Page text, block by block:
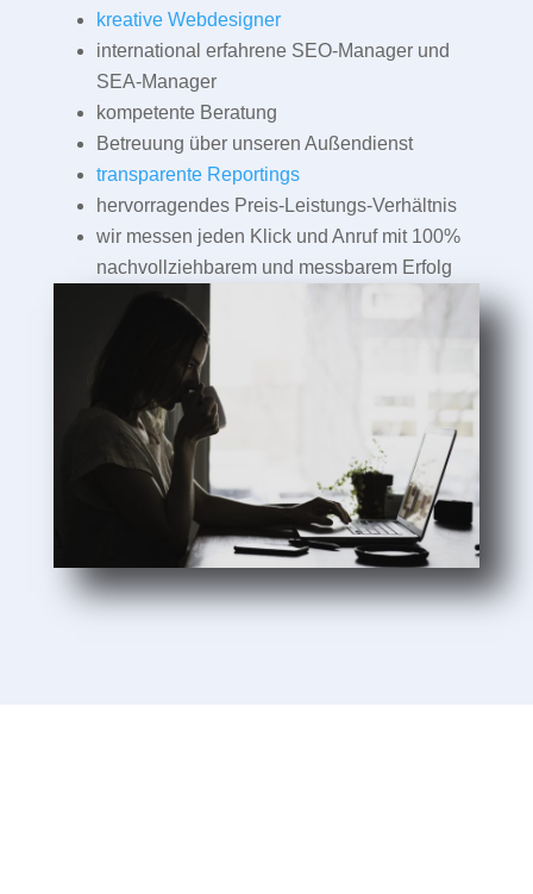
kreative Webdesigner
international erfahrene SEO-Manager und
SEA-Manager
kompetente Beratung
Betreuung über unseren Außendienst
transparente Reportings
hervorragendes Preis-Leistungs-Verhältnis
wir messen jeden Klick und Anruf mit 100%
nachvollziehbarem und messbarem Erfolg